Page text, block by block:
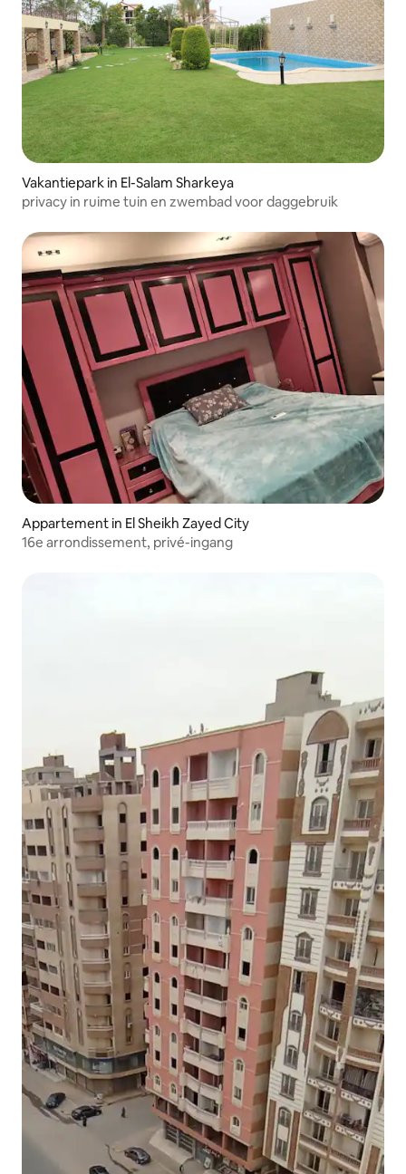
Vakantiepark in El-Salam Sharkeya
privacy in ruime tuin en zwembad voor daggebruik
Appartement in El Sheikh Zayed City
16e arrondissement, privé-ingang